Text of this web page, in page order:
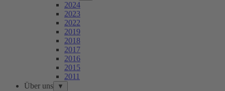
2024
2023
2022
2019
2018
2017
2016
2015
2011
Über uns
▼